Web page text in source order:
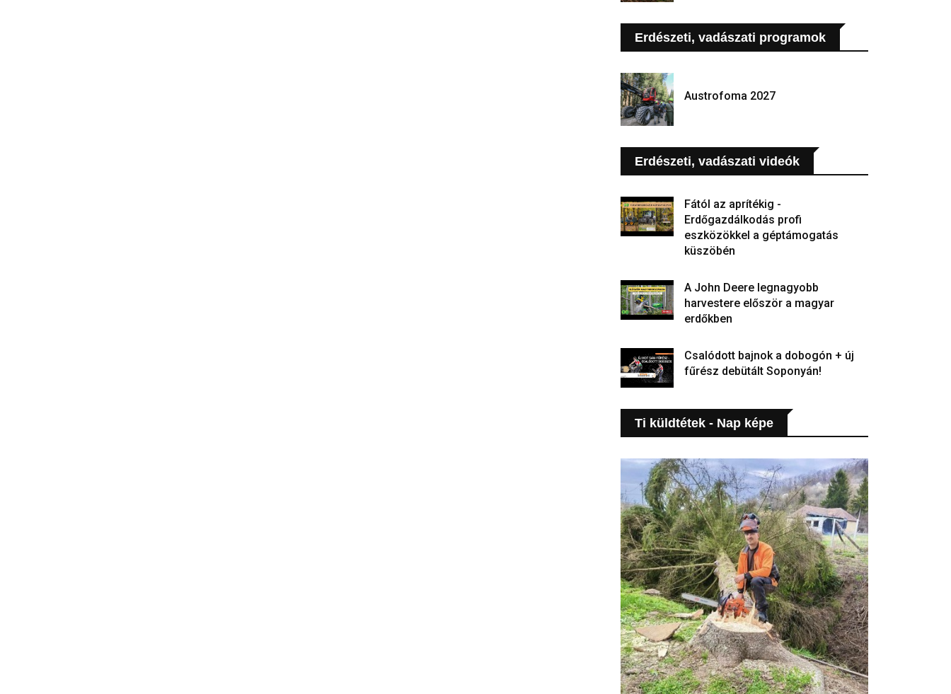
Erdészeti, vadászati programok
Austrofoma 2027
Erdészeti, vadászati videók
Fától az aprítékig -
Erdőgazdálkodás profi
eszközökkel a géptámogatás
küszöbén
A John Deere legnagyobb
harvestere először a magyar
erdőkben
Csalódott bajnok a dobogón + új
fűrész debütált Soponyán!
Ti küldtétek - Nap képe